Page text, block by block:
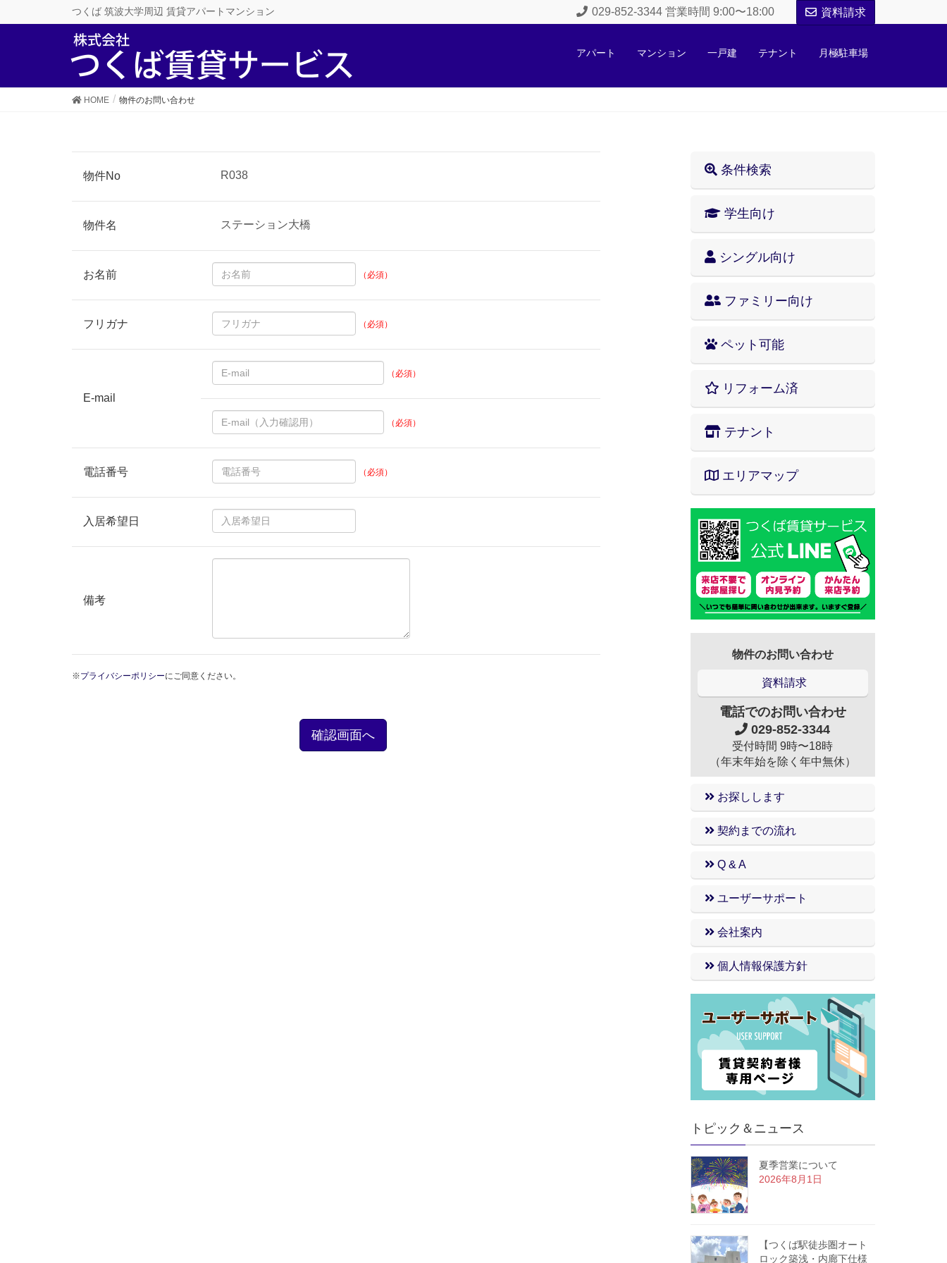
つくば 筑波大学周辺 賃貸アパートマンション 029-852-3344 営業時間 9:00〜18:00 資料請求
アパート マンション 一戸建 テナント 月極駐車場
HOME 物件のお問い合わせ
物件No
物件名
お名前 （必須）
フリガナ （必須）
E-mail
（必須）
（必須）
電話番号 （必須）
入居希望日
備考
※プライバシーポリシーにご同意ください。
条件検索
学生向け
シングル向け
ファミリー向け
ペット可能
リフォーム済
テナント
エリアマップ
物件のお問い合わせ
資料請求
電話でのお問い合わせ
029-852-3344
受付時間 9時〜18時
（年末年始を除く年中無休）
お探しします
契約までの流れ
Q & A
ユーザーサポート
会社案内
個人情報保護方針
トピック＆ニュース
夏季営業について
2026年8月1日
【つくば駅徒歩圏オート
ロック築浅・内廊下仕様